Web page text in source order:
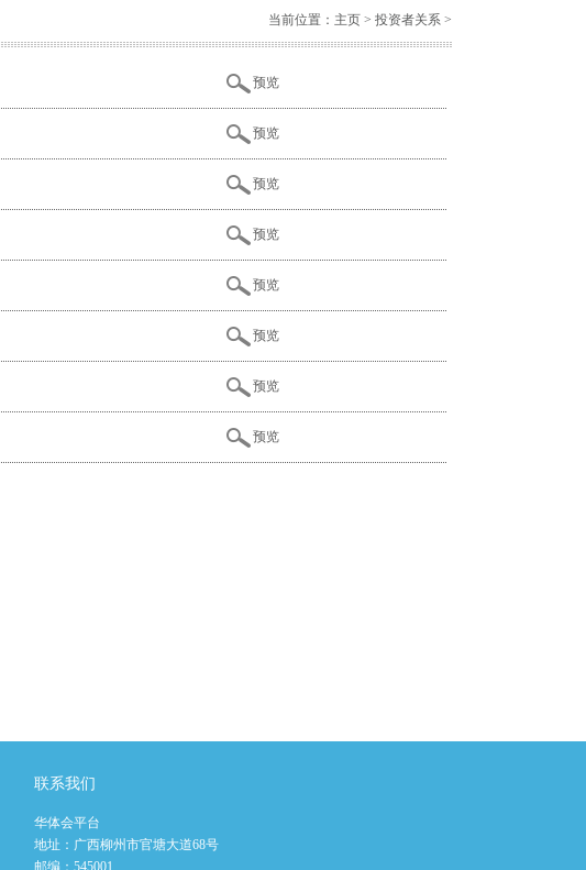
当前位置： 主页 > 投资者关系 >
预览
预览
预览
预览
预览
预览
预览
预览
联系我们
华体会平台
地址：广西柳州市官塘大道68号
邮编：545001